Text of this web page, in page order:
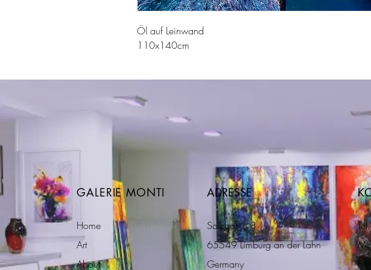
Öl auf Leinwand
110x140cm
GALERIE MONTI ADRESSE
Home
Art
About
Salzgasse 8
65549 Limburg an der Lahn
Germany
E-